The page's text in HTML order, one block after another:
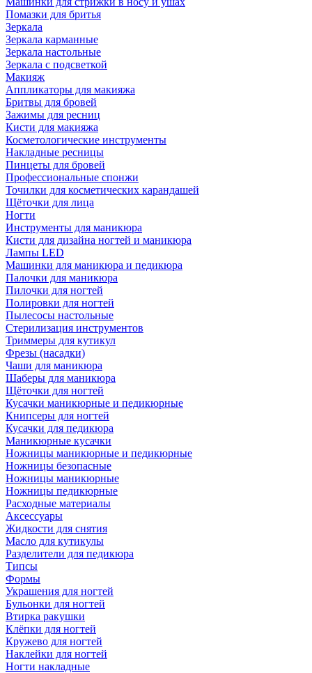
Помазки для бритья
Зеркала
Зеркала карманные
Зеркала настольные
Зеркала с подсветкой
Макияж
Аппликаторы для макияжа
Бритвы для бровей
Зажимы для ресниц
Кисти для макияжа
Косметологические инструменты
Накладные ресницы
Пинцеты для бровей
Профессиональные спонжи
Точилки для косметических карандашей
Щёточки для лица
Ногти
Инструменты для маникюра
Кисти для дизайна ногтей и маникюра
Лампы LED
Машинки для маникюра и педикюра
Палочки для маникюра
Пилочки для ногтей
Полировки для ногтей
Пылесосы настольные
Стерилизация инструментов
Триммеры для кутикул
Фрезы (насадки)
Чаши для маникюра
Шаберы для маникюра
Щёточки для ногтей
Кусачки маникюрные и педикюрные
Книпсеры для ногтей
Кусачки для педикюра
Маникюрные кусачки
Ножницы маникюрные и педикюрные
Ножницы безопасные
Ножницы маникюрные
Ножницы педикюрные
Расходные материалы
Аксессуары
Жидкости для снятия
Масло для кутикулы
Разделители для педикюра
Типсы
Формы
Украшения для ногтей
Бульонки для ногтей
Втирка ракушки
Клёпки для ногтей
Кружево для ногтей
Наклейки для ногтей
Ногти накладные